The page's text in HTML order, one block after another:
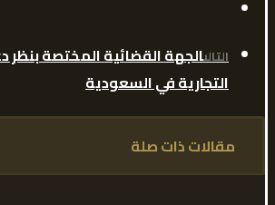
التالىالجهة القضائية المختصة بنظر
التجارية في السعودية
مقالات ذات صلة